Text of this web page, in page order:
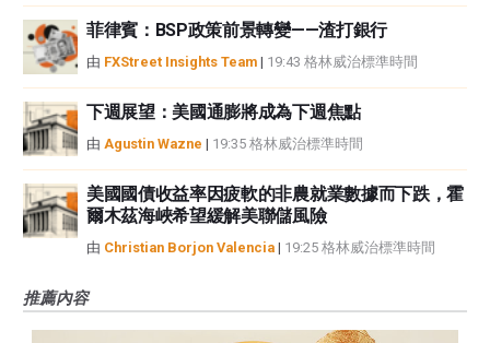
菲律賓：BSP政策前景轉變——渣打銀行
由 FXStreet Insights Team | 19:43 格林威治標準時間
下週展望：美國通膨將成為下週焦點
由 Agustin Wazne | 19:35 格林威治標準時間
美國國債收益率因疲軟的非農就業數據而下跌，霍
爾木茲海峽希望緩解美聯儲風險
由 Christian Borjon Valencia | 19:25 格林威治標準時間
推薦內容